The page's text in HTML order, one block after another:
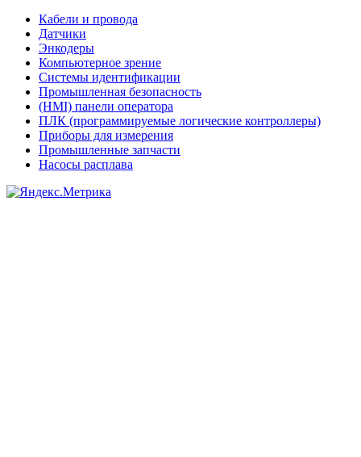
Кабели и провода
Датчики
Энкодеры
Компьютерное зрение
Системы идентификации
Промышленная безопасность
(HMI) панели оператора
ПЛК (программируемые логические контроллеры)
Приборы для измерения
Промышленные запчасти
Насосы расплава